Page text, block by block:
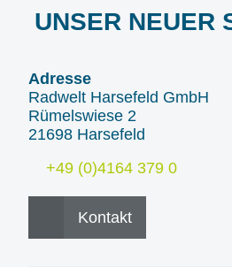
UNSER NEUER
Adresse
Radwelt Harsefeld GmbH
Rümelswiese 2
21698 Harsefeld
+49 (0)4164 379 0
Kontakt